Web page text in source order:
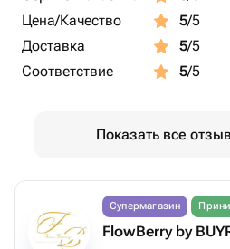
Цена/Качество
5/5
Доставка
5/5
Соответствие
5/5
Показать все
Супермагазин
FlowBerry by